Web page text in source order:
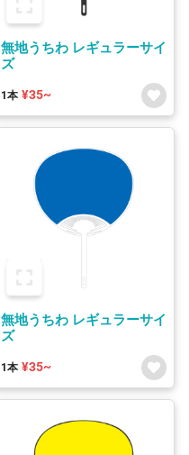
無地うちわ レギュラーサイ
ズ
1本 ¥35~
無地うちわ レギュラーサイ
ズ
1本 ¥35~